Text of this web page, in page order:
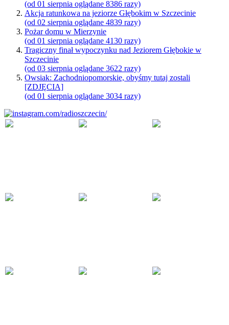
(od 01 sierpnia oglądane 8386 razy)
Akcja ratunkowa na jeziorze Głębokim w Szczecinie
(od 02 sierpnia oglądane 4839 razy)
Pożar domu w Mierzynie
(od 01 sierpnia oglądane 4130 razy)
Tragiczny finał wypoczynku nad Jeziorem Głębokie w
Szczecinie
(od 03 sierpnia oglądane 3622 razy)
Owsiak: Zachodniopomorskie, obyśmy tutaj zostali
[ZDJĘCIA]
(od 01 sierpnia oglądane 3034 razy)